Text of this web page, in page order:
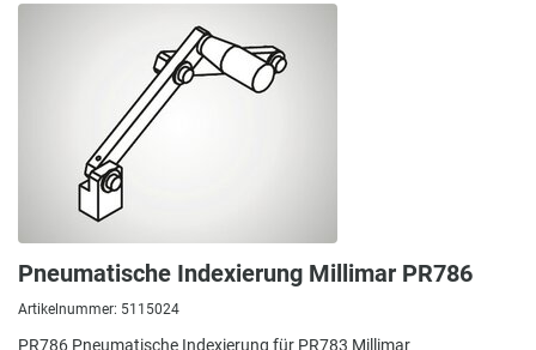
Pneumatische Indexierung Millimar PR786
Artikelnummer: 5115024
PR786 Pneumatische Indexierung für PR783 Millimar